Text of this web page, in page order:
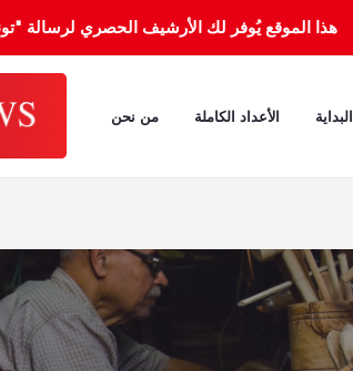
هذا الموقع يُوفر لك الأرشيف الحصري لرسالة "تونس نيوز"
البداية الأعداد الكاملة من نحن